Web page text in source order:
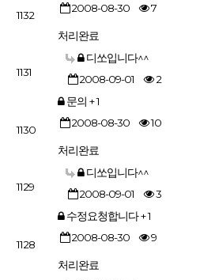
1132
2008-08-30
7
처리완료
1131
디쏘입니다^^
2008-09-01
2
1130
문의 + 1
2008-08-30
10
처리완료
1129
디쏘입니다^^
2008-09-01
3
1128
수정요청합니다+ 1
2008-08-30
9
처리완료